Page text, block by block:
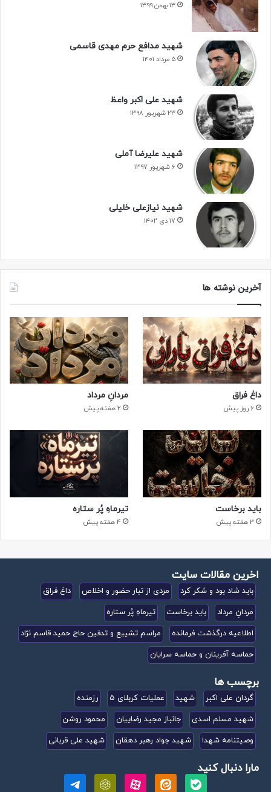
۱۳ بهمن ۱۳۹۹
شهید مدافع حرم مهدی قاسمی
۵ مرداد ۱۴۰۱
شهید علی اکبر واعظ
۲۳ شهریور ۱۳۹۸
شهید علیرضا آملی
۶ شهریور ۱۳۹۷
شهید نیازعلی خلیلی
۱۷ دی ۱۴۰۲
آخرین نوشته ها
داغ فراق
6 روز پیش
مردانِ مرداد
2 هفته پیش
باید برخاست
3 هفته پیش
تیرماهِ پُر ستاره
4 هفته پیش
اخرین مقالات سایت
باید شاد بود و شکر کرد مردی از تبار حضور و اخلاص
داغ فراق
مردانِ مرداد
باید برخاست
تیرماهِ پُر ستاره
اطلاعیه درگذشت فرمانده
مراسم تشییع و تدفین حاج حمید قاسم نژاد
حماسه آفرینان و حماسه سرایان
برچسب ها
گردان علی اکبر شهید عملیات کربلای 5
رزمنده
شهید مسلم اسدی
جانباز مجید رضاییان
محمود روشن
وصیتنامه شهدا
شهید جواد رهبر دهقان شهید علی قربانی
مارا دنبال کنید